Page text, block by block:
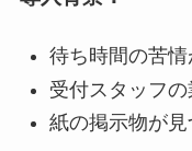
待ち時間の苦情
受付スタッフ
紙の掲示物が